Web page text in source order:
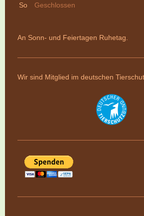
So
Geschlossen
An Sonn- und Feiertagen Ruhetag.
Wir sind Mitglied im deutschen